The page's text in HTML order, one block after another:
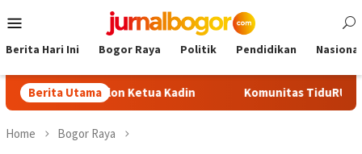
to
Menu
Berita Hari Ini Bogor Raya Politik Pendidikan Nasional
Berita Utama
Jadi Calon Ketua Kadin Komunitas TiduRUN Jajal Jalur
Home Bogor Raya